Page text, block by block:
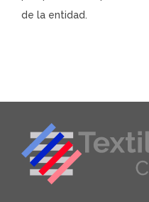
de la entidad.